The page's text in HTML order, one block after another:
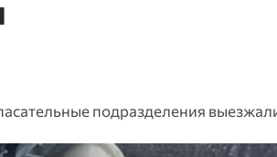
подразделения